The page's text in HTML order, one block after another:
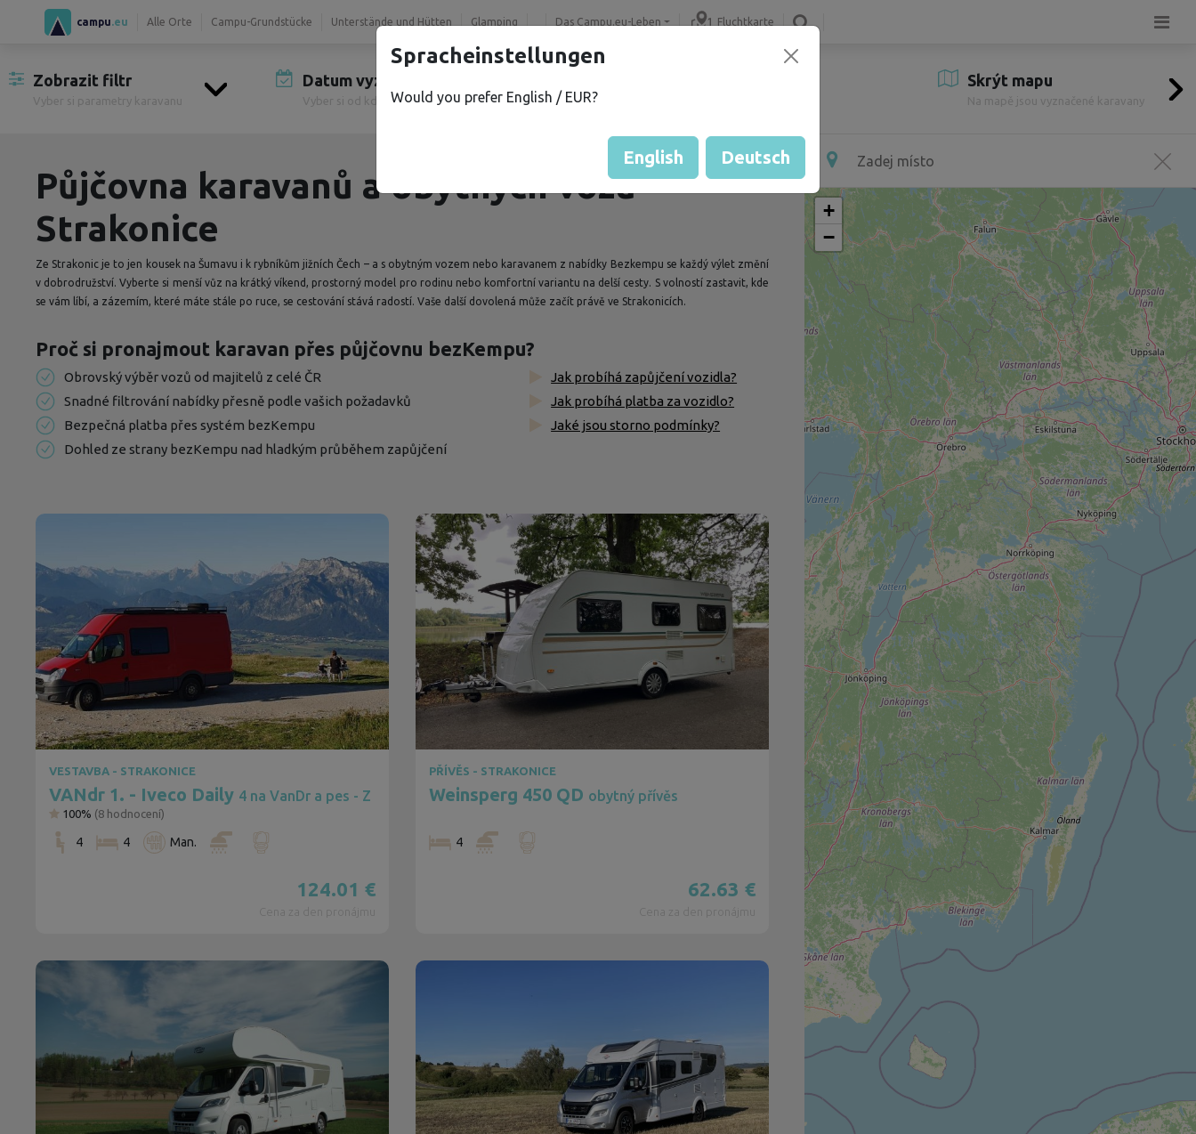
campu .eu Alle Orte Campu-Grundstücke Unterstände und Hütten Glamping Das Campu.eu-Leben Fluchtkarte
Půjčovna karavanů a obytných vozů
Strakonice
Ze Strakonic je to jen kousek na Šumavu i k rybníkům jižních Čech – a s obytným vozem nebo karavanem z nabídky Bezkempu se každý výlet změní
v dobrodružství. Vyberte si menší vůz na krátký víkend, prostorný model pro rodinu nebo komfortní variantu na delší cesty. S volností zastavit, kde
se vám líbí, a zázemím, které máte stále po ruce, se cestování stává radostí. Vaše další dovolená může začít právě ve Strakonicích.
Proč si pronajmout karavan přes půjčovnu bezKempu?
Obrovský výběr vozů od majitelů z celé ČR
Snadné filtrování nabídky přesně podle vašich požadavků
Bezpečná platba přes systém bezKempu
Dohled ze strany bezKempu nad hladkým průběhem zapůjčení
Jak probíhá zapůjčení vozidla?
Jak probíhá platba za vozidlo?
Jaké jsou storno podmínky?
Zobrazit filtr
Vyber si parametry karavanu
Datum vyzvednutí
Vyber si od kdy si chceš karavan půjčit Vyberte jak chcete řadit výsledky
Skrýt mapu
Na mapě jsou vyznačené karavany
VESTAVBA - STRAKONICE
VANdr 1. - Iveco Daily 4 na VanDr a pes - Z
100% (8 hodnocení)
4 4 Man.
124.01 €
Cena za den pronájmu
PŘÍVĚS - STRAKONICE
Weinsperg 450 QD obytný přívěs
4
62.63 €
Cena za den pronájmu
+
−
Spracheinstellungen
Would you prefer English / EUR?
English Deutsch